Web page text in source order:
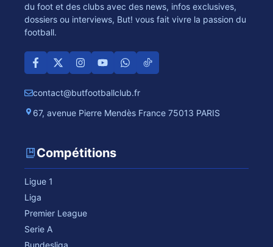
du foot et des clubs avec des news, infos exclusives,
dossiers ou interviews, But! vous fait vivre la passion du
football.
contact@butfootballclub.fr
67, avenue Pierre Mendès France 75013 PARIS
Compétitions
Ligue 1
Liga
Premier League
Serie A
Bundesliga